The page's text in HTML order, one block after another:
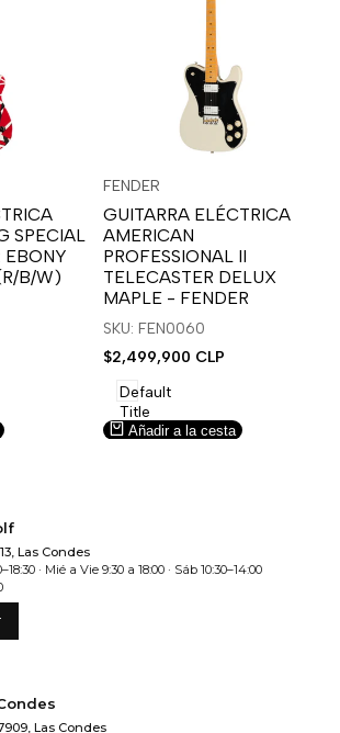
SPECIAL
EBONY
B/W)
sesión
para
usar
la
lista
deseos.
sesión
para
usar
Compare
Vista
Proveedor:
FENDER
GUITARRA ELÉCTRICA
AMERICAN
PROFESSIONAL II
TELECASTER DELUX
MAPLE - FENDER
SKU: FEN0060
Precio
venta
$2,499,900 CLP
Default
Title
Añadir a la cesta
Las Condes
· Mié a Vie 9:30 a 18:00 · Sáb 10:30–14:00
Las Condes